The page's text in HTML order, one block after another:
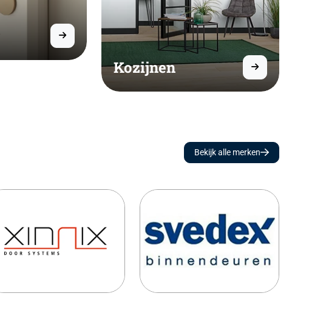
Kozijnen
Bekijk alle merken